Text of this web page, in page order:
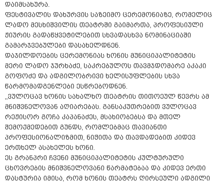
დაიმსახურა.
ფესტივალის დახურვის საზეიმო ცერემონიაზე, რომელიც
ლადო მესხიშვილის თეატრში გაიმართა, პროფესიული
ჟიურის გადაწყვეტილებით სხვადასხვა ნომინაციაში
გამარჯვებულები დასახელდნენ.
დაჯილდოების ცერემონიას ხონის მუნიციპალიტეტის
მერი ლადო ჯურხაძე, საკრებულოს თავმჯდომარე აკაკი
გოფოძე და ადგილობრივი ხელისუფლების სხვა
წარმომადგენლები ესწრებოდნენ.
,,ვულოცავ ხონის სახალხო თეატრის თითოეულ წევრს ამ
მნიშვნელოვან აღიარებას. განსაკუთრებით ვულოცავ
რეჟისორ გოჩა კაპანაძეს, მსახიობებსა და მთელ
შემოქმედებით გუნდს, რომლებმაც თავიანთი
პროფესიონალიზმით, ნიჭითა და თავდადებით კიდევ
ერთხელ ასახელეს ხონი.
ეს გრანპრი ჩვენი მუნიციპალიტეტის კულტურული
ცხოვრების მნიშვნელოვანი წარმატებაა და კიდევ ერთი
დასტურია იმისა, რომ ხონის თეატრს ღირსეული ადგილი